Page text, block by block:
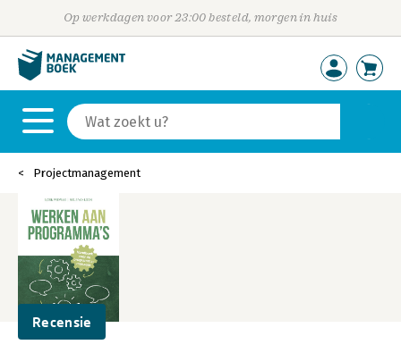
Op werkdagen voor 23:00 besteld, morgen in huis
Projectmanagement
Recensie